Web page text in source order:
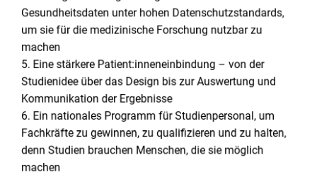
Gesundheitsdaten unter hohen Datenschutzstandards,
um sie für die medizinische Forschung nutzbar zu
machen
5. Eine stärkere Patient:inneneinbindung – von der
Studienidee über das Design bis zur Auswertung und
Kommunikation der Ergebnisse
6. Ein nationales Programm für Studienpersonal, um
Fachkräfte zu gewinnen, zu qualifizieren und zu halten,
denn Studien brauchen Menschen, die sie möglich
machen